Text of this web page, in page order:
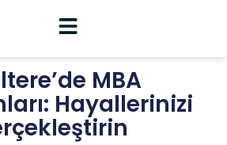
MBA
Hayallerinizi